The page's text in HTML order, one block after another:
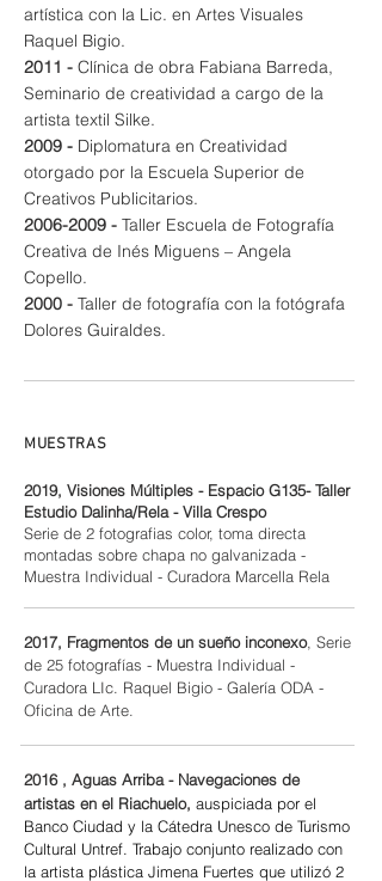
artística con la Lic. en Artes Visuales
Raquel Bigio.
2011 - Clínica de obra Fabiana Barreda,
Seminario de creatividad a cargo de la
artista textil Silke.
2009 - Diplomatura en Creatividad
otorgado por la Escuela Superior de
Creativos Publicitarios.
2006-2009 - Taller Escuela de Fotografía
Creativa de Inés Miguens – Angela
Copello.
2000 - Taller de fotografía con la fotógrafa
Dolores Guiraldes.
MUESTRAS
2019, Visiones Múltiples - Espacio G135- Taller
Estudio Dalinha/Rela - Villa Crespo
Serie de 2 fotografias color, toma directa
montadas sobre chapa no galvanizada -
Muestra Individual - Curadora Marcella Rela
2017, Fragmentos de un sueño inconexo, Serie
de 25 fotografías - Muestra Individual -
Curadora LIc. Raquel Bigio - Galería ODA -
Oficina de Arte.
2016 , Aguas Arriba - Navegaciones de
artistas en el Riachuelo, auspiciada por el
Banco Ciudad y la Cátedra Unesco de Turismo
Cultural Untref. Trabajo conjunto realizado con
la artista plástica Jimena Fuertes que utilizó 2